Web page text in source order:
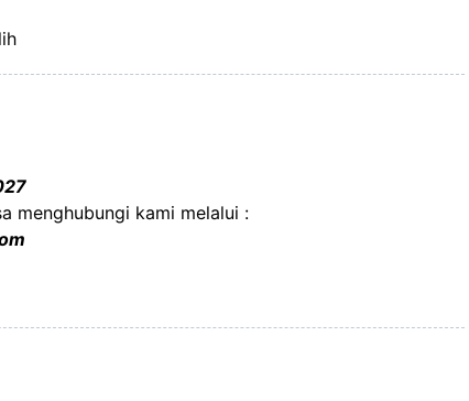
menghubungi kami melalui :